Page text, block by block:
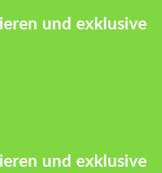
und exklusive
und exklusive